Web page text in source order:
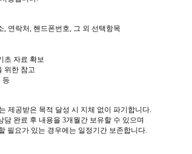
, 연락처, 핸드폰번호, 그 외 선택항목
초 자료 확보
위한 참고
등
제공받은 목적 달성 시 지체 없이 파기합니다.
완료 후 내용을 3개월간 보유할 수 있으며
필요가 있는 경우에는 일정기간 보존합니다.